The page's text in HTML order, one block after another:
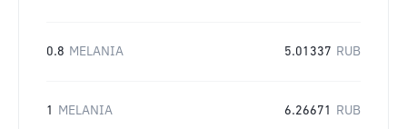
0.8 MELANIA 5.01337 RUB
1 MELANIA 6.26671 RUB